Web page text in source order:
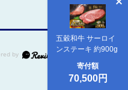
五穀和牛 サーロイ
ンステーキ 約900g
寄付額
70,500円